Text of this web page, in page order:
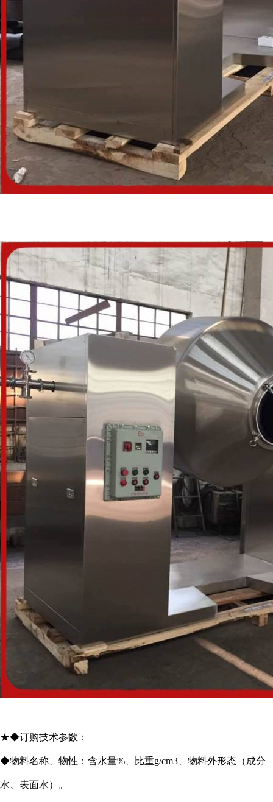
★◆订购技术参数：
◆物料名称、物性：含水量%、比重g/cm3、物料外形态（成分
水、表面水）。